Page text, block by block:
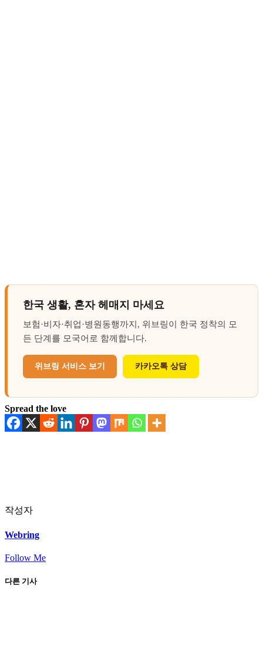
한국 생활, 혼자 헤매지 마세요
보험·비자·취업·병원동행까지, 위브링이 한국 정착의 모
든 단계를 모국어로 함께합니다.
위브링 서비스 보기 카카오톡 상담
Spread the love
작성자
Webring
Follow Me
다른 기사